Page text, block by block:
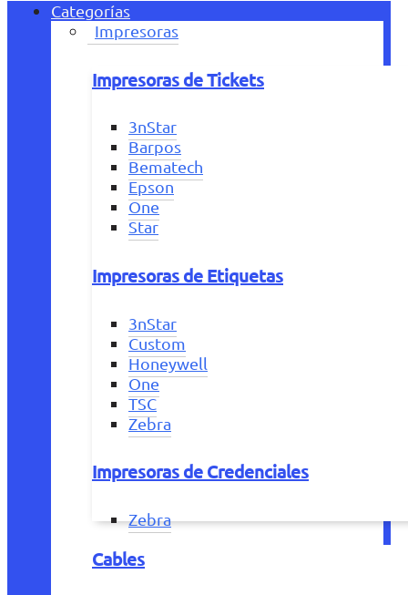
Categorías
Impresoras
Impresoras de Tickets
3nStar
Barpos
Bematech
Epson
One
Star
Impresoras de Etiquetas
3nStar
Custom
Honeywell
One
TSC
Zebra
Impresoras de Credenciales
Zebra
Cables